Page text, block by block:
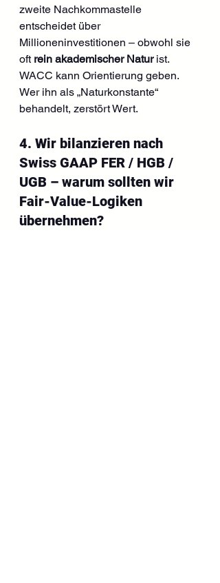
zweite Nachkommastelle
entscheidet über
Millioneninvestitionen – obwohl sie
oft rein akademischer Natur ist.
WACC kann Orientierung geben.
Wer ihn als „Naturkonstante“
behandelt, zerstört Wert.
4. Wir bilanzieren nach
Swiss GAAP FER / HGB /
UGB – warum sollten wir
Fair-Value-Logiken
übernehmen?